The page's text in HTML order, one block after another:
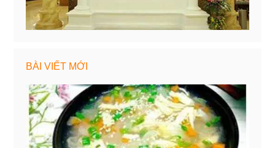
BÀI VIẾT MỚI